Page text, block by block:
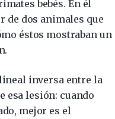
bebés. En él
dos animales que
éstos mostraban un
inversa entre la
esa lesión: cuando
mejor es el